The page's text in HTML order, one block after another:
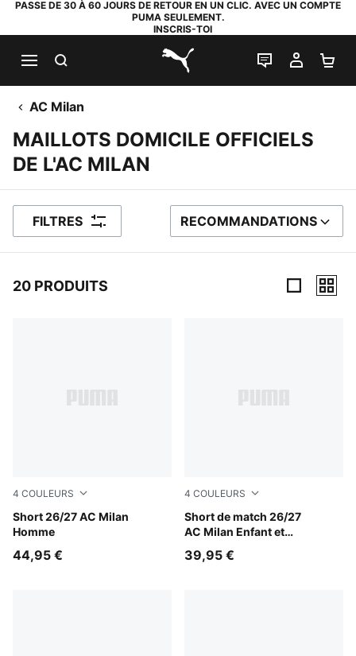
PASSE DE 30 À 60 JOURS DE RETOUR EN UN CLIC. AVEC UN COMPTE
PUMA SEULEMENT.
INSCRIS-TOI
PUMA.com
LIVE CHAT
MON
AC Milan
MAILLOTS DOMICILE OFFICIELS
DE L'AC MILAN
FILTRES TRIER PAR
RECOMMANDATIONS
20 PRODUITS
4 COULEURS
Short 26/27 AC Milan
Homme
Flat Dark Gray-Glowing Red
44,95 €
4 COULEURS
Short de match 26/27
AC Milan Enfant et
Flat Dark Gray-Glowing Red
39,95 €